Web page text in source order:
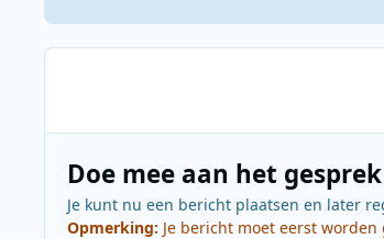
Doe mee aan het gesprek
Je kunt nu een bericht plaatsen en later
Opmerking: Je bericht moet eerst